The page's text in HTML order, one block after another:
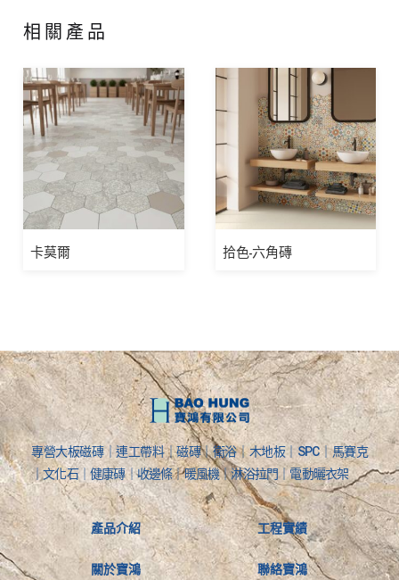
相關產品
卡莫爾 拾色-六角磚
專營大板磁磚｜連工帶料｜磁磚｜衛浴｜木地板｜SPC｜馬賽克
｜文化石｜健康磚｜收邊條｜暖風機｜淋浴拉門｜電動曬衣架
產品介紹
關於寶鴻
工程實績
聯絡寶鴻